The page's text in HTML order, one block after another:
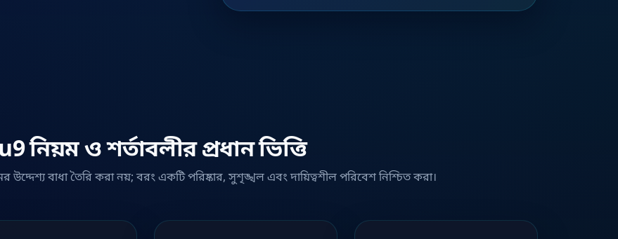
নিয়ম ও শর্তাবলীর প্রধান ভিত্তি
উদ্দেশ্য বাধা তৈরি করা নয়; বরং একটি পরিষ্কার, সুশৃঙ্খল এবং দায়িত্বশীল পরিবেশ নিশ্চিত করা।